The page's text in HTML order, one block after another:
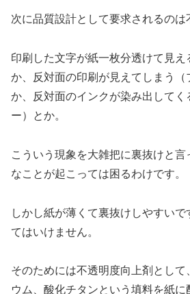
次に品質設計として要求されるのは
印刷した文字が紙一枚分透けて見え
か、反対面の印刷が見えてしまう（
か、反対面のインクが染み出してく
ー）とか。
こういう現象を大雑把に裏抜けと
なことが起こっては困るわけです。
しかし紙が薄くて裏抜けしやすいで
てはいけません。
そのためには不透明度向上剤とし
ウム、酸化チタンという填料を紙に